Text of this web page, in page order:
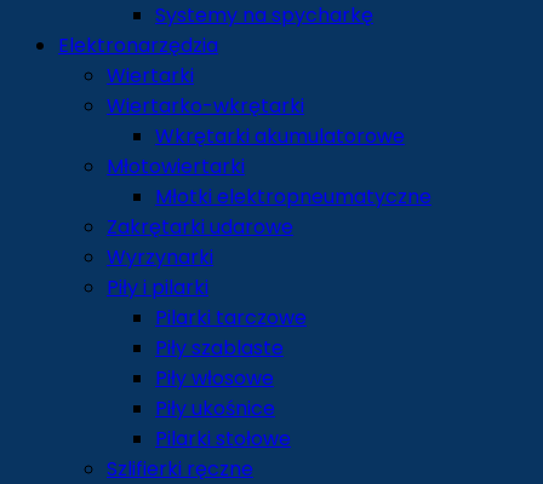
Systemy na spycharkę
Elektronarzędzia
Wiertarki
Wiertarko-wkrętarki
Wkrętarki akumulatorowe
Młotowiertarki
Młotki elektropneumatyczne
Zakrętarki udarowe
Wyrzynarki
Piły i pilarki
Pilarki tarczowe
Piły szablaste
Piły włosowe
Piły ukośnice
Pilarki stołowe
Szlifierki ręczne